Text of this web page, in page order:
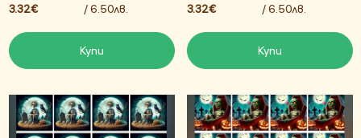
3.32€ / 6.50лв.
Купи
3.32€ / 6.50лв.
Купи